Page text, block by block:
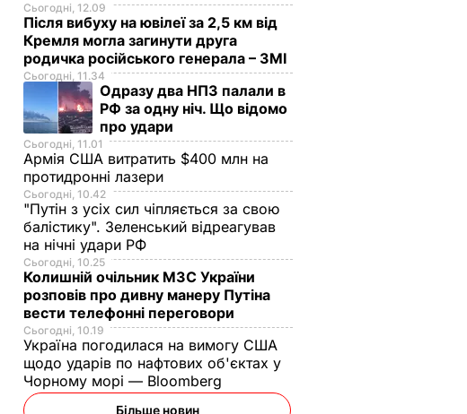
Сьогодні, 12.09
Після вибуху на ювілеї за 2,5 км від
Кремля могла загинути друга
родичка російського генерала – ЗМІ
Сьогодні, 11.34
Одразу два НПЗ палали в
РФ за одну ніч. Що відомо
про удари
Сьогодні, 11.01
Армія США витратить $400 млн на
протидронні лазери
Сьогодні, 10.42
"Путін з усіх сил чіпляється за свою
балістику". Зеленський відреагував
на нічні удари РФ
Сьогодні, 10.25
Колишній очільник МЗС України
розповів про дивну манеру Путіна
вести телефонні переговори
Сьогодні, 10.19
Україна погодилася на вимогу США
щодо ударів по нафтових об'єктах у
Чорному морі — Bloomberg
Більше новин